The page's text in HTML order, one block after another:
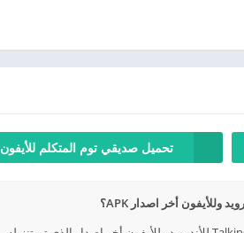
تحميل صديقي توم المتكلم للأيفون